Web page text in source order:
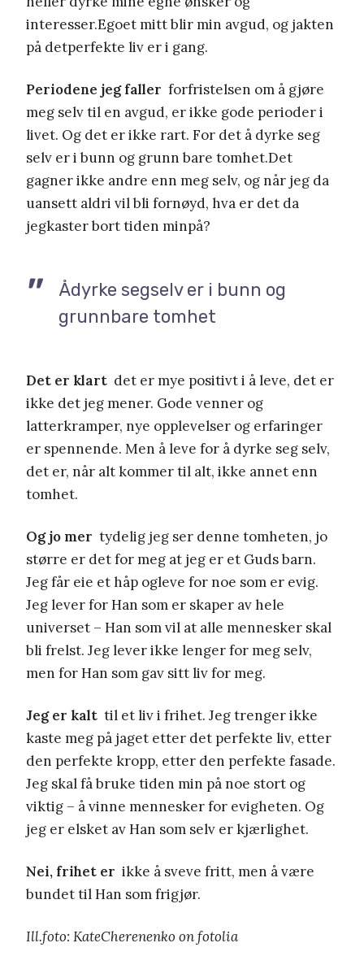
interesser.Egoet mitt blir min avgud, og jakten
på detperfekte liv er i gang.
Periodene jeg faller forfristelsen om å gjøre
meg selv til en avgud, er ikke gode perioder i
livet. Og det er ikke rart. For det å dyrke seg
selv er i bunn og grunn bare tomhet.Det
gagner ikke andre enn meg selv, og når jeg da
uansett aldri vil bli fornøyd, hva er det da
jegkaster bort tiden minpå?
Ådyrke segselv er i bunn og
grunnbare tomhet
Det er klart det er mye positivt i å leve, det er
ikke det jeg mener. Gode venner og
latterkramper, nye opplevelser og erfaringer
er spennende. Men å leve for å dyrke seg selv,
det er, når alt kommer til alt, ikke annet enn
tomhet.
Og jo mer tydelig jeg ser denne tomheten, jo
større er det for meg at jeg er et Guds barn.
Jeg får eie et håp ogleve for noe som er evig.
Jeg lever for Han som er skaper av hele
universet – Han som vil at alle mennesker skal
bli frelst. Jeg lever ikke lenger for meg selv,
men for Han som gav sitt liv for meg.
Jeg er kalt til et liv i frihet. Jeg trenger ikke
kaste meg på jaget etter det perfekte liv, etter
den perfekte kropp, etter den perfekte fasade.
Jeg skal få bruke tiden min på noe stort og
viktig – å vinne mennesker for evigheten. Og
jeg er elsket av Han som selv er kjærlighet.
Nei, frihet er ikke å sveve fritt, men å være
bundet til Han som frigjør.
Ill.foto: KateCherenenko on fotolia